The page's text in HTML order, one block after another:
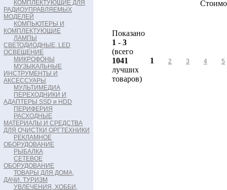
КОМПЛЕКТУЮЩИЕ ДЛЯ
РАДИОУПРАВЛЯЕМЫХ
МОДЕЛЕЙ
КОМПЬЮТЕРЫ И
КОМПЛЕКТУЮЩИЕ
ЛАМПЫ
СВЕТОДИОДНЫЕ, LED
ОСВЕЩЕНИЕ
МИКРОФОНЫ
МУЗЫКАЛЬНЫЕ
ИНСТРУМЕНТЫ И
АКСЕССУАРЫ
МУЛЬТИМЕДИА
ПЕРЕХОДНИКИ И
АДАПТЕРЫ SSD и HDD
ПЕРИФЕРИЯ
РАСХОДНЫЕ
МАТЕРИАЛЫ И СРЕДСТВА
ДЛЯ ОЧИСТКИ ОРГТЕХНИКИ
РЕКЛАМНОЕ
ОБОРУДОВАНИЕ
РЫБАЛКА
СЕТЕВОЕ
ОБОРУДОВАНИЕ
ТОВАРЫ ДЛЯ ДОМА,
ДАЧИ. ТУРИЗМ
УВЛЕЧЕНИЯ, ХОББИ,
Показано
1 - 3
(всего
1041
лучших
товаров)
1 2 3 4 5